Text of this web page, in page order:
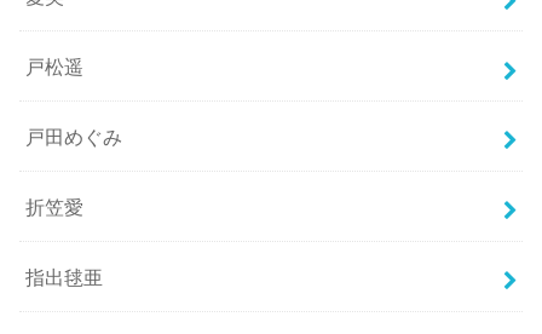
戸松遥
戸田めぐみ
折笠愛
指出毬亜